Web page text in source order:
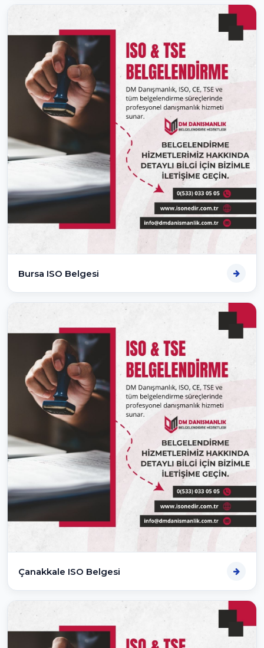
Bursa ISO Belgesi
Çanakkale ISO Belgesi